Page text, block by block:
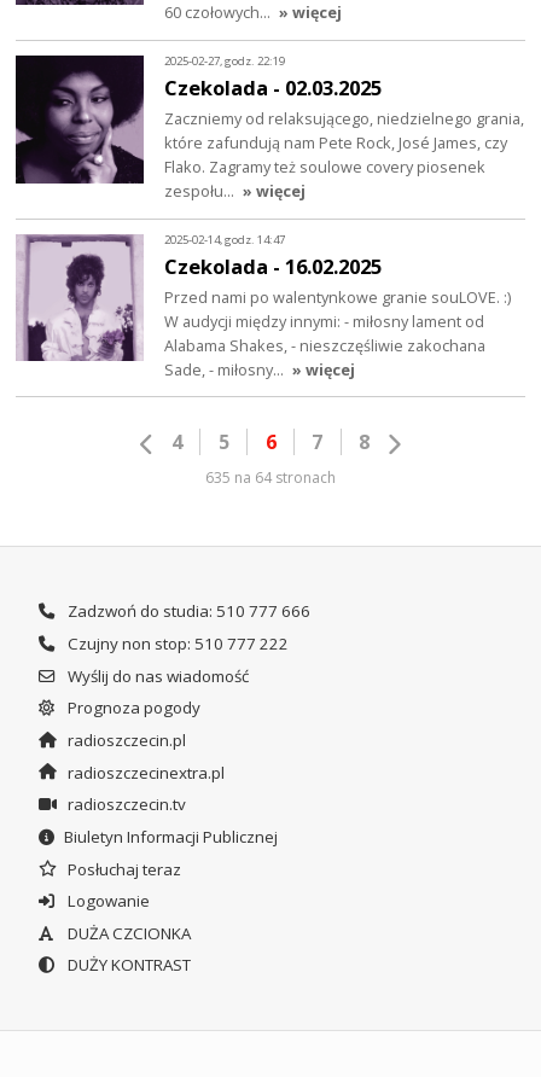
60 czołowych… » więcej
2025-02-27, godz. 22:19
Czekolada - 02.03.2025
Zaczniemy od relaksującego, niedzielnego grania,
które zafundują nam Pete Rock, José James, czy
Flako. Zagramy też soulowe covery piosenek
zespołu… » więcej
2025-02-14, godz. 14:47
Czekolada - 16.02.2025
Przed nami po walentynkowe granie souLOVE. :)
W audycji między innymi: - miłosny lament od
Alabama Shakes, - nieszczęśliwie zakochana
Sade, - miłosny… » więcej
4 5 6 7 8
635 na 64 stronach
Zadzwoń do studia: 510 777 666
Czujny non stop: 510 777 222
Wyślij do nas wiadomość
Prognoza pogody
radioszczecin.pl
radioszczecinextra.pl
radioszczecin.tv
Biuletyn Informacji Publicznej
Posłuchaj teraz
Logowanie
DUŻA CZCIONKA
DUŻY KONTRAST